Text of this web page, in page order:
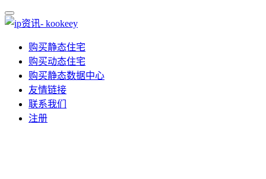
购买静态住宅
购买动态住宅
购买静态数据中心
友情链接
联系我们
注册